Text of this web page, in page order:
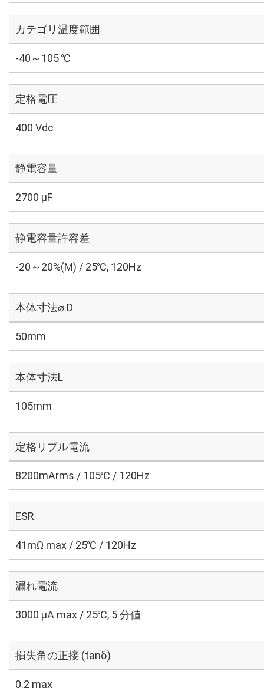
カテゴリ温度範囲
-40～105 ℃
定格電圧
400 Vdc
静電容量
2700 µF
静電容量許容差
-20～20%(M) / 25℃, 120Hz
本体寸法⌀ D
50mm
本体寸法L
105mm
定格リプル電流
8200mArms / 105℃ / 120Hz
ESR
41mΩ max / 25℃ / 120Hz
漏れ電流
3000 μA max / 25℃, 5 分値
損失角の正接 (tanδ)
0.2 max